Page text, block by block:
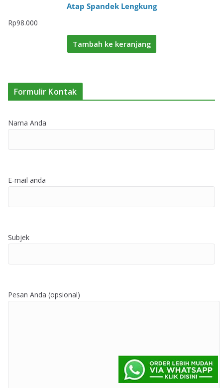
Atap Spandek Lengkung
Rp98.000
Tambah ke keranjang
Formulir Kontak
Nama Anda
E-mail anda
Subjek
Pesan Anda (opsional)